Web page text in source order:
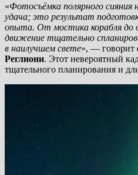
«Фотосъёмка полярного
удача; это результат
опыта. От мостика корабля до
движение тщательно
в наилучшем свете», — говорит
Реглиони. Этот невероятный
тщательного планирования и